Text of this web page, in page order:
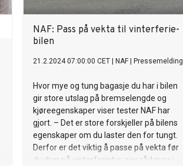
NAF: Pass på vekta til vinterferie-
bilen
21.2.2024 07:00:00 CET NAF Pressemelding
Hvor mye og tung bagasje du har i bilen
gir store utslag på bremselengde og
kjøreegenskaper viser tester NAF har
gjort. – Det er store forskjeller på bilens
egenskaper om du laster den for tungt.
Derfor er det viktig å passe på vekta før
du drar på vinterferietur, sier rådgiver i